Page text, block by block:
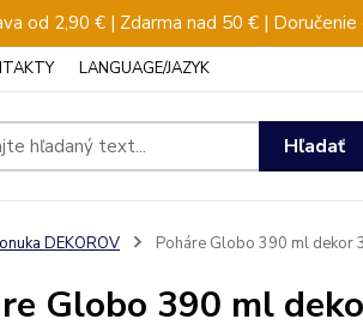
od 2,90 € | Zdarma nad 50 € |
LANGUAGE/JAZYK
Hľadať
DEKOROV Poháre Globo 390 ml dekor
Globo 390 ml